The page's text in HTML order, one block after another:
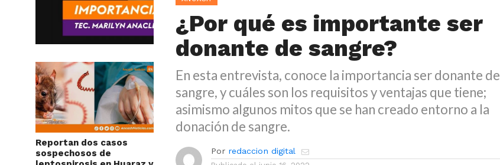
Reportan dos casos
sospechosos de
¿Por qué es importante ser
donante de sangre?
En esta entrevista, conoce la importancia ser donante de
sangre, y cuáles son los requisitos y ventajas que tiene;
asimismo algunos mitos que se han creado entorno a la
donación de sangre.
Por redaccion digital